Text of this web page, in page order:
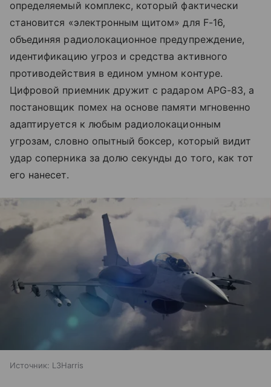
определяемый комплекс, который фактически
становится «электронным щитом» для F-16,
объединяя радиолокационное предупреждение,
идентификацию угроз и средства активного
противодействия в едином умном контуре.
Цифровой приемник дружит с радаром APG-83, а
постановщик помех на основе памяти мгновенно
адаптируется к любым радиолокационным
угрозам, словно опытный боксер, который видит
удар соперника за долю секунды до того, как тот
его нанесет.
Источник: L3Harris